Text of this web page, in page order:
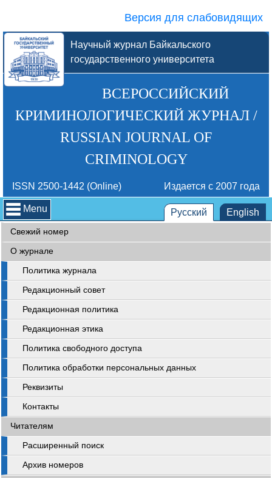
Версия для слабовидящих
Научный журнал Байкальского
государственного университета
ВСЕРОССИЙСКИЙ
КРИМИНОЛОГИЧЕСКИЙ ЖУРНАЛ /
RUSSIAN JOURNAL OF
CRIMINOLOGY
ISSN 2500-1442 (Online) Издается с 2007 года
Menu Русский English
Свежий номер
О журнале
Политика журнала
Редакционный совет
Редакционная политика
Редакционная этика
Политика свободного доступа
Политика обработки персональных данных
Реквизиты
Контакты
Читателям
Расширенный поиск
Архив номеров